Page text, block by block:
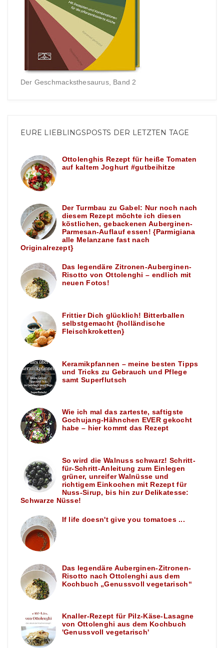
Der Geschmacksthesaurus, Band 2
EURE LIEBLINGSPOSTS DER LETZTEN TAGE
Ottolenghis Rezept für heiße Tomaten
auf kaltem Joghurt #gutbeihitze
Der Turmbau zu Gabel: Nur noch nach
diesem Rezept möchte ich diesen
köstlichen, gebackenen Auberginen-
Parmesan-Auflauf essen! {Parmigiana
alle Melanzane fast nach
Originalrezept}
Das legendäre Zitronen-Auberginen-
Risotto von Ottolenghi – endlich mit
neuen Fotos!
Frittier Dich glücklich! Bitterballen
selbstgemacht {holländische
Fleischkroketten}
Keramikpfannen – meine besten Tipps
und Tricks zu Gebrauch und Pflege
samt Superflutsch
Wie ich mal das zarteste, saftigste
Gochujang-Hähnchen EVER gekocht
habe – hier kommt das Rezept
So wird die Walnuss schwarz! Schritt-
für-Schritt-Anleitung zum Einlegen
grüner, unreifer Walnüsse und
richtigem Einkochen mit Rezept für
Nuss-Sirup, bis hin zur Delikatesse:
Schwarze Nüsse!
If life doesn't give you tomatoes ...
Das legendäre Auberginen-Zitronen-
Risotto nach Ottolenghi aus dem
Kochbuch „Genussvoll vegetarisch“
Knaller-Rezept für Pilz-Käse-Lasagne
von Ottolenghi aus dem Kochbuch
'Genussvoll vegetarisch'